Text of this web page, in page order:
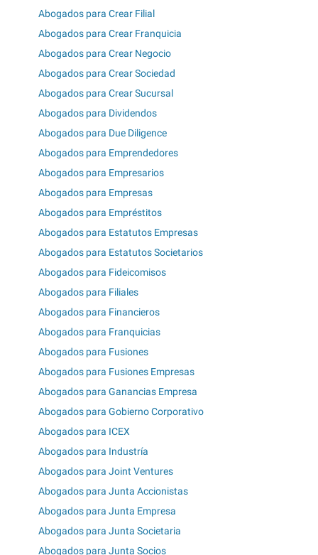
Abogados para Crear Filial
Abogados para Crear Franquicia
Abogados para Crear Negocio
Abogados para Crear Sociedad
Abogados para Crear Sucursal
Abogados para Dividendos
Abogados para Due Diligence
Abogados para Emprendedores
Abogados para Empresarios
Abogados para Empresas
Abogados para Empréstitos
Abogados para Estatutos Empresas
Abogados para Estatutos Societarios
Abogados para Fideicomisos
Abogados para Filiales
Abogados para Financieros
Abogados para Franquicias
Abogados para Fusiones
Abogados para Fusiones Empresas
Abogados para Ganancias Empresa
Abogados para Gobierno Corporativo
Abogados para ICEX
Abogados para Industría
Abogados para Joint Ventures
Abogados para Junta Accionistas
Abogados para Junta Empresa
Abogados para Junta Societaria
Abogados para Junta Socios